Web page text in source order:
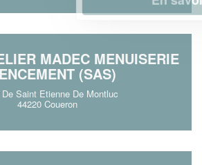
MADEC MENUISERIE
(SAS)
De Saint Etienne De Montluc
44220 Coueron